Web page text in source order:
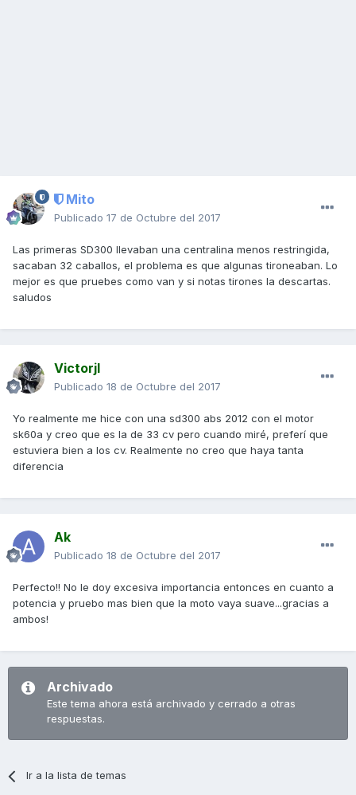
Mito
Publicado 17 de Octubre del 2017
Las primeras SD300 llevaban una centralina menos restringida,
sacaban 32 caballos, el problema es que algunas tironeaban. Lo
mejor es que pruebes como van y si notas tirones la descartas.
saludos
Victorjl
Publicado 18 de Octubre del 2017
Yo realmente me hice con una sd300 abs 2012 con el motor
sk60a y creo que es la de 33 cv pero cuando miré, preferí que
estuviera bien a los cv. Realmente no creo que haya tanta
diferencia
Ak
Publicado 18 de Octubre del 2017
Perfecto!! No le doy excesiva importancia entonces en cuanto a
potencia y pruebo mas bien que la moto vaya suave...gracias a
ambos!
Archivado
Este tema ahora está archivado y cerrado a otras
respuestas.
Ir a la lista de temas